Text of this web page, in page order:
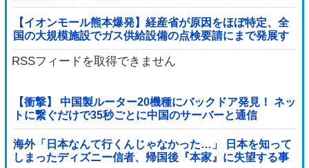
【イオンモール熊本爆発】経産省が原因をほぼ特定、全
国の大規模施設でガス供給設備の点検要請にまで発展す
る事態に・・・【PICKUP】
RSSフィードを取得できません
【衝撃】 中国製ルーター20機種にバックドア発見！ ネッ
トに繋ぐだけで35秒ごとに中国のサーバーと通信
海外「日本なんて行くんじゃなかった…」 日本を知って
しまったディズニー信者、帰国後『本家』に失望する事